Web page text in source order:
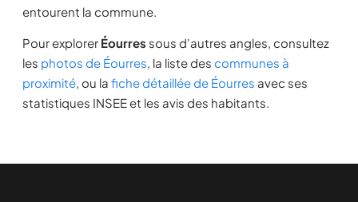
entourent la commune.
Pour explorer Éourres sous d'autres angles, consultez
les photos de Éourres, la liste des communes à
proximité, ou la fiche détaillée de Éourres avec ses
statistiques INSEE et les avis des habitants.